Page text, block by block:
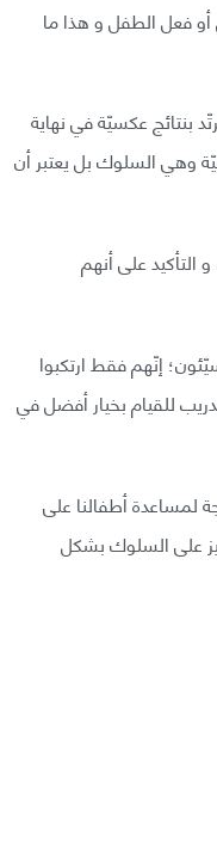
فعل الطفل و هذا ما
بنتائج عكسيّة في نهاية
وهي السلوك بل يعتبر أن
التأكيد على أنهم
إنّهم فقط ارتكبوا
للقيام بخيار أفضل في
لمساعدة أطفالنا على
على السلوك بشكل